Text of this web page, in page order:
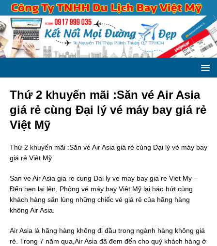
Thứ 2 khuyến mãi :Săn vé Air Asia
giá rẻ cùng Đại lý vé máy bay giá rẻ
Việt Mỹ
Thứ 2 khuyến mãi :Săn vé Air Asia giá rẻ cùng Đại lý vé máy bay
giá rẻ Việt Mỹ
San ve Air Asia gia re cung Dai ly ve may bay gia re Viet My –
Đến hẹn lại lên, Phòng vé máy bay Việt Mỹ lại háo hứt cùng
khách hàng săn lùng những chiếc vé giá rẻ của hãng hàng
không Air Asia.
Air Asia là hãng hàng không đi đầu trong ngành hàng không giá
rẻ. Trong 7 năm qua,Air Asia đã đem đến cho quý khách hàng ở